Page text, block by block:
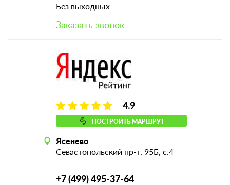
Без выходных
Заказать звонок
4.9
ПОСТРОИТЬ МАРШРУТ
Ясенево
Севастопольский пр-т, 95Б, с.4
+7 (499) 495-37-64